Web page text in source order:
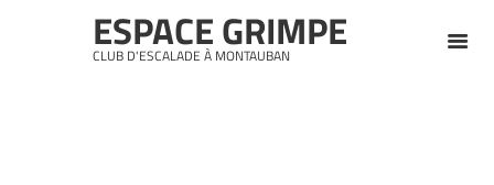
ESPACE GRIMPE
CLUB D'ESCALADE À MONTAUBAN